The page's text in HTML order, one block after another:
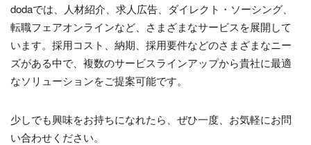
dodaでは、人材紹介、求人広告、ダイレクト・ソーシング、
転職フェアオンラインなど、さまざまなサービスを展開して
います。採用コスト、納期、採用要件などのさまざまなニー
ズがある中で、複数のサービスラインアップから貴社に最適
なソリューションをご提案可能です。
少しでも興味をお持ちになれたら、ぜひ一度、お気軽にお問
い合わせください。